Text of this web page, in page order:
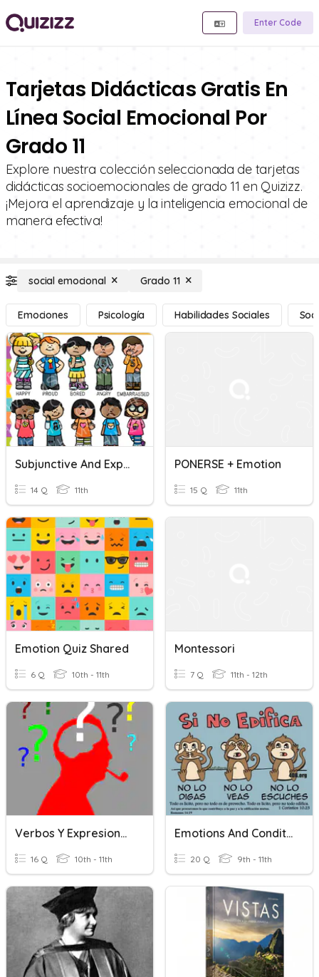
Enter Code
Tarjetas Didácticas Gratis En
Línea Social Emocional Por
Grado 11
Explore nuestra colección seleccionada de tarjetas
didácticas socioemocionales de grado 11 en Quizizz.
¡Mejora el aprendizaje y la inteligencia emocional de
manera efectiva!
social emocional Grado 11
Emociones Psicología Habilidades Sociales
Subjunctive And Expressions Of Emotion
14 Q 11th
PONERSE + Emotion
15 Q 11th
Emotion Quiz Shared
6 Q 10th - 11th
Montessori
7 Q 11th - 12th
Verbos Y Expresiones De Duda-Posibilidad-Emoción (meanings)
16 Q 10th - 11th
Emotions And Conditions With ESTAR
20 Q 9th - 11th